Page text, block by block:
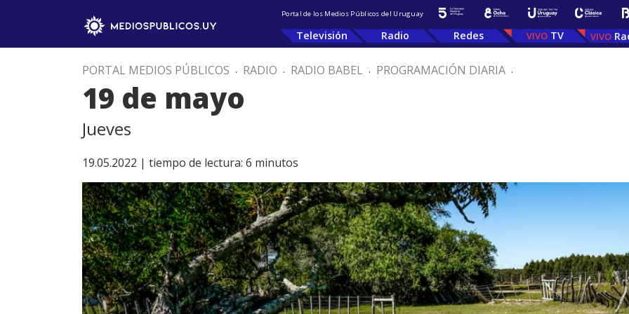
Portal de los Medios Públicos del Uruguay
Televisión Radio Redes TV
PORTAL MEDIOS PÚBLICOS . RADIO . RADIO BABEL . PROGRAMACIÓN DIARIA .
19 de mayo
Jueves
19.05.2022 | tiempo de lectura: 6 minutos